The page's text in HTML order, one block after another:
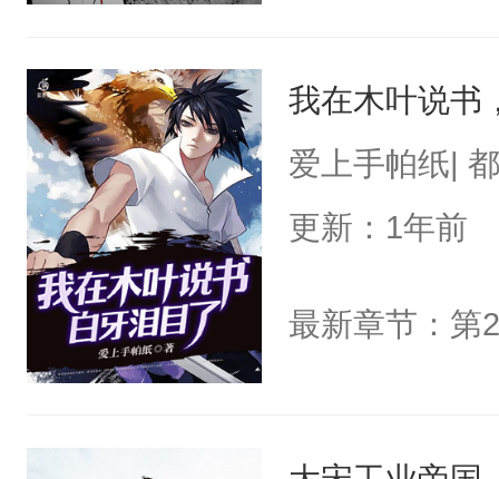
我在木叶说书
爱上手帕纸|
更新：1年前
最新章节：第